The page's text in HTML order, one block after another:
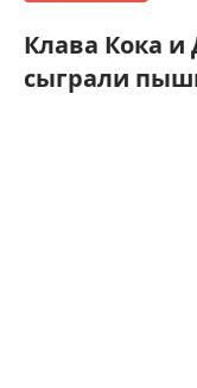
Клава Кока
сыграли